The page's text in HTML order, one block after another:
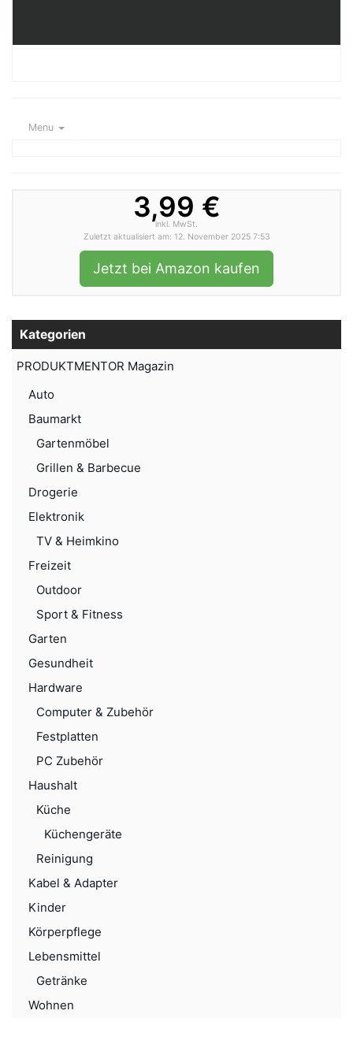
Menu
3,99 €
inkl. MwSt.
Zuletzt aktualisiert am: 12. November 2025 7:53
Jetzt bei Amazon kaufen
Kategorien
PRODUKTMENTOR Magazin
Auto
Baumarkt
Gartenmöbel
Grillen & Barbecue
Drogerie
Elektronik
TV & Heimkino
Freizeit
Outdoor
Sport & Fitness
Garten
Gesundheit
Hardware
Computer & Zubehör
Festplatten
PC Zubehör
Haushalt
Küche
Küchengeräte
Reinigung
Kabel & Adapter
Kinder
Körperpflege
Lebensmittel
Getränke
Wohnen